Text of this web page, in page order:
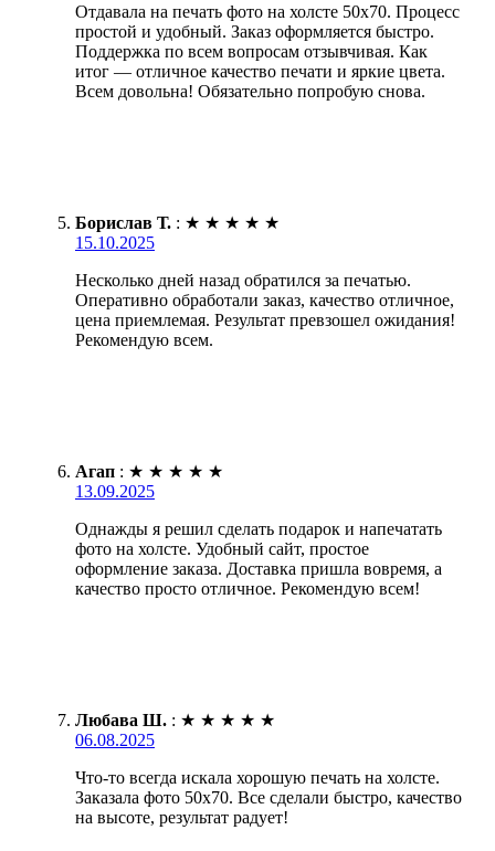
Отдавала на печать фото на холсте 50х70. Процесс
простой и удобный. Заказ оформляется быстро.
Поддержка по всем вопросам отзывчивая. Как
итог — отличное качество печати и яркие цвета.
Всем довольна! Обязательно попробую снова.
Борислав Т. : ★ ★ ★ ★ ★
15.10.2025
Несколько дней назад обратился за печатью.
Оперативно обработали заказ, качество отличное,
цена приемлемая. Результат превзошел ожидания!
Рекомендую всем.
Агап : ★ ★ ★ ★ ★
13.09.2025
Однажды я решил сделать подарок и напечатать
фото на холсте. Удобный сайт, простое
оформление заказа. Доставка пришла вовремя, а
качество просто отличное. Рекомендую всем!
Любава Ш. : ★ ★ ★ ★ ★
06.08.2025
Что-то всегда искала хорошую печать на холсте.
Заказала фото 50х70. Все сделали быстро, качество
на высоте, результат радует!